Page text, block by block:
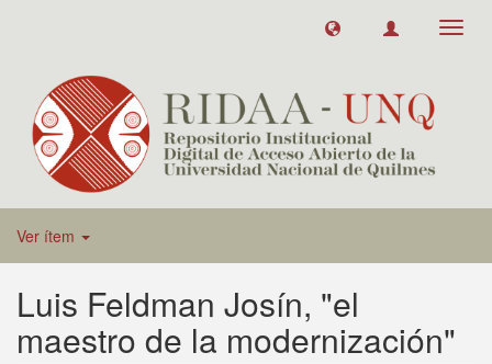
Ver ítem
Luis Feldman Josín, "el
maestro de la modernización"